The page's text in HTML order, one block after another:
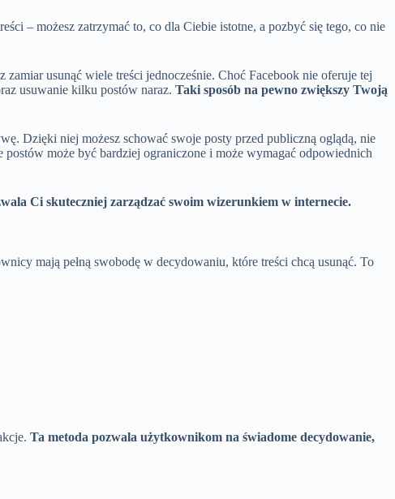
– możesz zatrzymać to, co dla Ciebie istotne, a pozbyć się tego, co nie
zamiar usunąć wiele treści jednocześnie. Choć Facebook nie oferuje tej
usuwanie kilku postów naraz. Taki sposób na pewno zwiększy Twoją
Dzięki niej możesz schować swoje posty przed publiczną oglądą, nie
może być bardziej ograniczone i może wymagać odpowiednich
Ci skuteczniej zarządzać swoim wizerunkiem w internecie.
mają pełną swobodę w decydowaniu, które treści chcą usunąć. To
Ta metoda pozwala użytkownikom na świadome decydowanie,